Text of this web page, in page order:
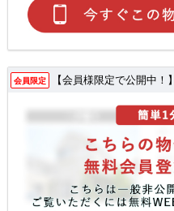
会員限定 【会員様限定で公開中！】